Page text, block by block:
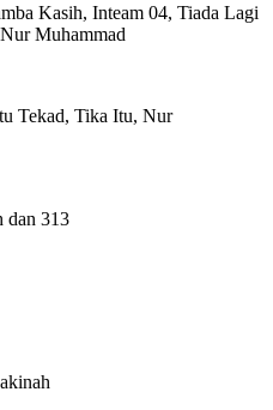
Kasih, Inteam 04, Tiada Lagi
Muhammad
Tekad, Tika Itu, Nur
dan 313